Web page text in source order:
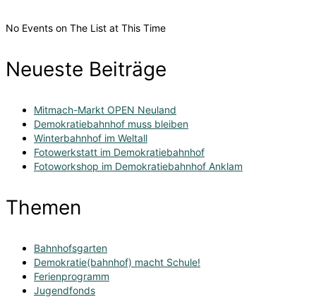
No Events on The List at This Time
Neueste Beiträge
Mitmach-Markt OPEN Neuland
Demokratiebahnhof muss bleiben
Winterbahnhof im Weltall
Fotowerkstatt im Demokratiebahnhof
Fotoworkshop im Demokratiebahnhof Anklam
Themen
Bahnhofsgarten
Demokratie(bahnhof) macht Schule!
Ferienprogramm
Jugendfonds